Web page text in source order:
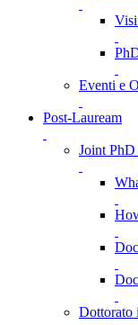
Eventi e
Post-Lauream
Joint PhD
Dottorato